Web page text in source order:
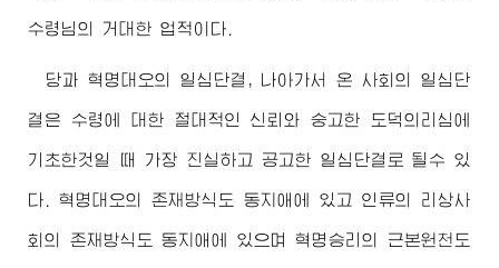
수령님 의 거대한 업적이다.
당과 혁명대오의 일심단결, 나아가서 온 사회의 일심단
결은 수령 에 대한 절대적인 신뢰와 숭고한 도덕의리심에
기초한것일 때 가장 진실하고 공고한 일심단결로 될수 있
다. 혁명대오의 존재방식도 동지애에 있고 인류의 리상사
회의 존재방식도 동지애에 있으며 혁명승리의 근본원천도